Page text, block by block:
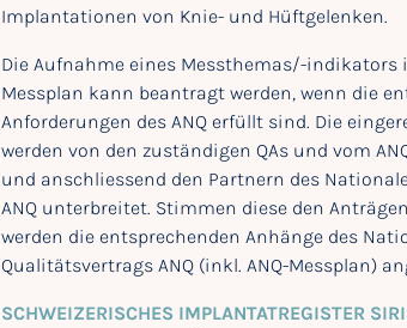
Implantationen von Knie- und Hüftgelenken.
Die Aufnahme eines Messthemas/-indikators
Messplan kann beantragt werden, wenn die
Anforderungen des ANQ erfüllt sind. Die
werden von den zuständigen QAs und vom
und anschliessend den Partnern des
ANQ unterbreitet. Stimmen diese den
werden die entsprechenden Anhänge des
Qualitätsvertrags ANQ (inkl. ANQ-Messplan)
SCHWEIZERISCHES IMPLANTATREGISTER